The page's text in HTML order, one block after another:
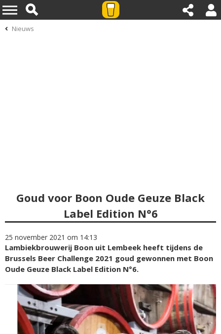
Nieuws
Goud voor Boon Oude Geuze Black
Label Edition N°6
25 november 2021 om 14:13
Lambiekbrouwerij Boon uit Lembeek heeft tijdens de
Brussels Beer Challenge 2021 goud gewonnen met Boon
Oude Geuze Black Label Edition N°6.